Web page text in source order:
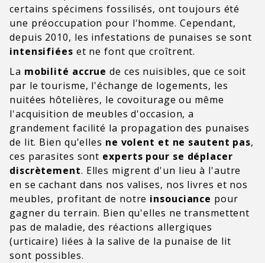
certains spécimens fossilisés, ont toujours été
une préoccupation pour l'homme. Cependant,
depuis 2010, les infestations de punaises se sont
intensifiées et ne font que croîtrent.
La mobilité accrue de ces nuisibles, que ce soit
par le tourisme, l'échange de logements, les
nuitées hôtelières, le covoiturage ou même
l'acquisition de meubles d'occasion, a
grandement facilité la propagation des punaises
de lit. Bien qu'elles ne volent et ne sautent pas,
ces parasites sont experts pour se déplacer
discrètement. Elles migrent d'un lieu à l'autre
en se cachant dans nos valises, nos livres et nos
meubles, profitant de notre insouciance pour
gagner du terrain. Bien qu'elles ne transmettent
pas de maladie, des réactions allergiques
(urticaire) liées à la salive de la punaise de lit
sont possibles.